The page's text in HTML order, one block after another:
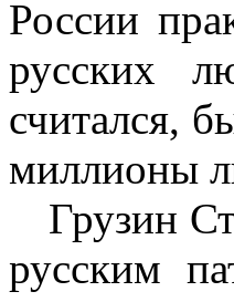
России
русских
считался,
миллионы
Грузин
русским